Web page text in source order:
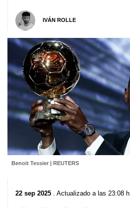
IVÁN ROLLE
Benoit Tessier | REUTERS
22 sep 2025 . Actualizado a las 23:08 h.